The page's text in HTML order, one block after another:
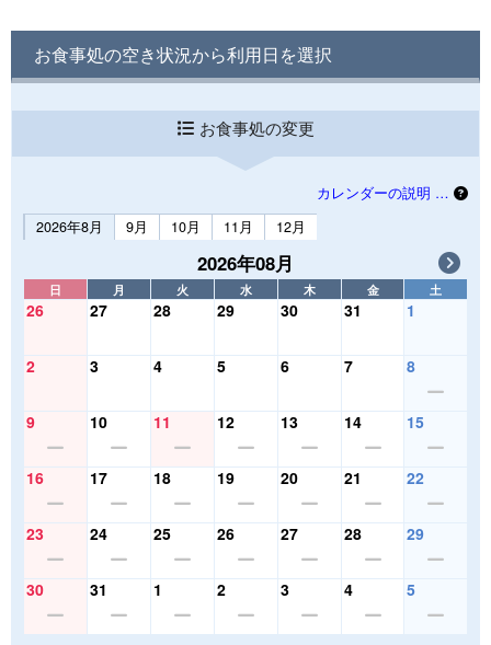
お食事処の空き状況から利用日を選択
お食事処の変更
カレンダーの説明 …
2026年8月
9月 10月 11月 12月
2026年08月
日 月 火 水 木 金 土
26 27 28 29 30 31 1
2 3 4 5 6 7 8
9 10 11 12 13 14 15
16 17 18 19 20 21 22
23 24 25 26 27 28 29
30 31 1 2 3 4 5